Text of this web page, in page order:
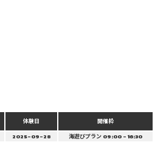
体験日
開催枠
2025-09-28 海遊びプラン 09:00 - 16:30